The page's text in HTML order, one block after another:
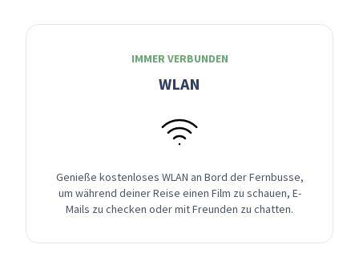
IMMER VERBUNDEN
WLAN
Genieße kostenloses WLAN an Bord der Fernbusse,
um während deiner Reise einen Film zu schauen, E-
Mails zu checken oder mit Freunden zu chatten.